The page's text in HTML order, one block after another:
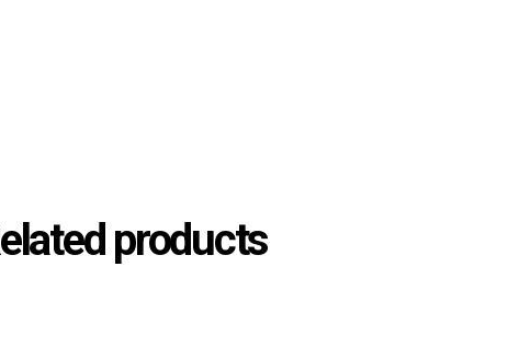
products